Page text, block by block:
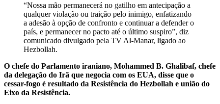
“Nossa mão permanecerá no gatilho em antecipação a
qualquer violação ou traição pelo inimigo, enfatizando
a adesão à opção de confronto e continuar a defender o
país, e permanecer no pacto até o último suspiro”, diz
comunicado divulgado pela TV Al-Manar, ligado ao
Hezbollah.
O chefe do Parlamento iraniano, Mohammed B. Ghalibaf, chefe
da delegação do Irã que negocia com os EUA, disse que o
cessar-fogo é resultado da Resistência do Hezbollah e união do
Eixo da Resistência.